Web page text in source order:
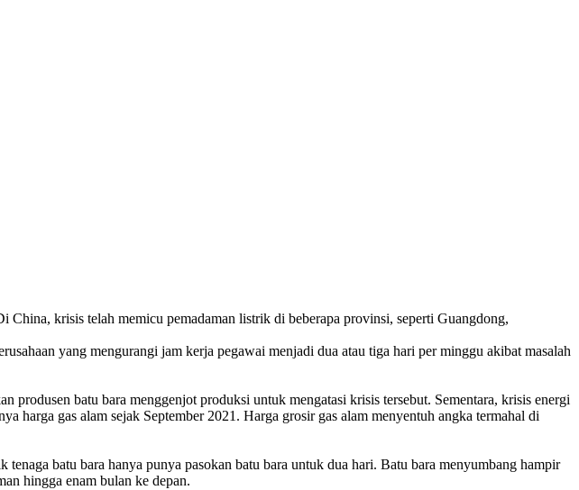
krisis telah memicu pemadaman listrik di beberapa provinsi, seperti Guangdong,
yang mengurangi jam kerja pegawai menjadi dua atau tiga hari per minggu akibat masalah
produsen batu bara menggenjot produksi untuk mengatasi krisis tersebut. Sementara, krisis energi
harga gas alam sejak September 2021. Harga grosir gas alam menyentuh angka termahal di
batu bara hanya punya pasokan batu bara untuk dua hari. Batu bara menyumbang hampir
hingga enam bulan ke depan.